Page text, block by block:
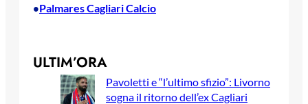
•Palmares Cagliari Calcio
ULTIM’ORA
Pavoletti e “l’ultimo sfizio”: Livorno
sogna il ritorno dell’ex Cagliari